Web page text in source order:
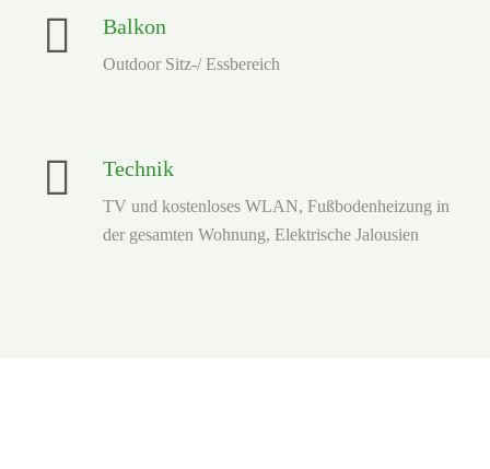
Balkon
Technik
TV und kostenloses WLAN, Fußbodenheizung in